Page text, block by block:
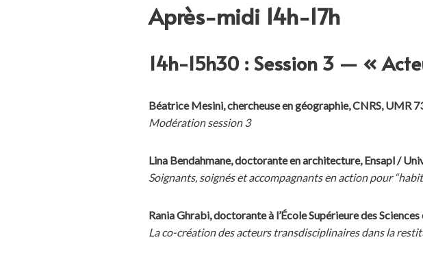
Après-midi 14h-17h
14h-15h30 : Session 3 — «
Béatrice Mesini, chercheuse en géographie, CNRS, UMR
Modération session 3
Lina Bendahmane, doctorante en architecture, Ensapl /
Soignants, soignés et accompagnants en action pour
Rania Ghrabi, doctorante à l’École Supérieure des
La co-création des acteurs transdisciplinaires dans la